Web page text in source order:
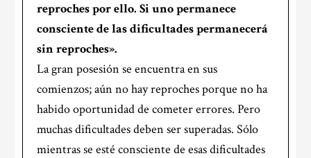
reproches por ello. Si unopermanece
consciente de las dificultades permanecerá
sin reproches».
La gran posesión se encuentra en sus
comienzos; aún no hay reproches porque no ha
habido oportunidad de cometer errores. Pero
muchas dificultades deben ser superadas. Sólo
mientras se esté consciente de esas dificultades